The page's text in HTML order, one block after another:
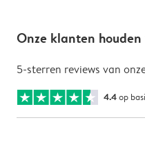
Onze klanten
5-sterren reviews van
4.4op